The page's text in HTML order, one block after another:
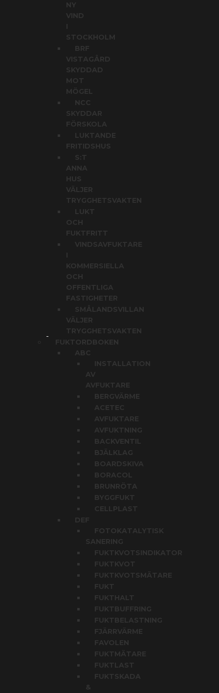
NY
VIND
STOCKHOLM
BRF
VISTAGÅRD
SKYDDAD
MOT
MÖGEL
SKYDDAR
FÖRSKOLA
LUKTANDE
FRITIDSHUS
ANNA
HUS
VÄLJER
TRYGGHETSVAKTEN
LUKT
OCH
FUKTFRITT
VINDSAVFUKTARE
KOMMERSIELLA
OCH
OFFENTLIGA
FASTIGHETER
SMÅLANDSVILLAN
VÄLJER
TRYGGHETSVAKTEN
FUKTORDBOKEN
ABC
INSTALLATION
AV
AVFUKTARE
BERGVÄRME
ACETEC
AVFUKTARE
AVFUKTNING
BACKVENTIL
BJÄLKLAG
BOARDSKIVA
BORACOL
BRUNRÖTA
BYGGFUKT
CELLPLAST
FOTOKATALYTISK
SANERING
FUKTKVOTSINDIKATOR
FUKTKVOT
FUKTKVOTSMÄTARE
FUKT
FUKTHALT
FUKTBUFFRING
FUKTBELASTNING
FJÄRRVÄRME
FAVOLEN
FUKTMÄTARE
FUKTLAST
FUKTSKADA
&